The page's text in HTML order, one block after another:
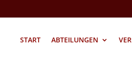
START ABTEILUNGEN